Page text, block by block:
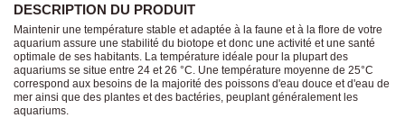
DESCRIPTION DU PRODUIT
Maintenir une température stable et adaptée à la faune et à la flore de votre
aquarium assure une stabilité du biotope et donc une activité et une santé
optimale de ses habitants. La température idéale pour la plupart des
aquariums se situe entre 24 et 26 °C. Une température moyenne de 25°C
correspond aux besoins de la majorité des poissons d'eau douce et d'eau de
mer ainsi que des plantes et des bactéries, peuplant généralement les
aquariums.